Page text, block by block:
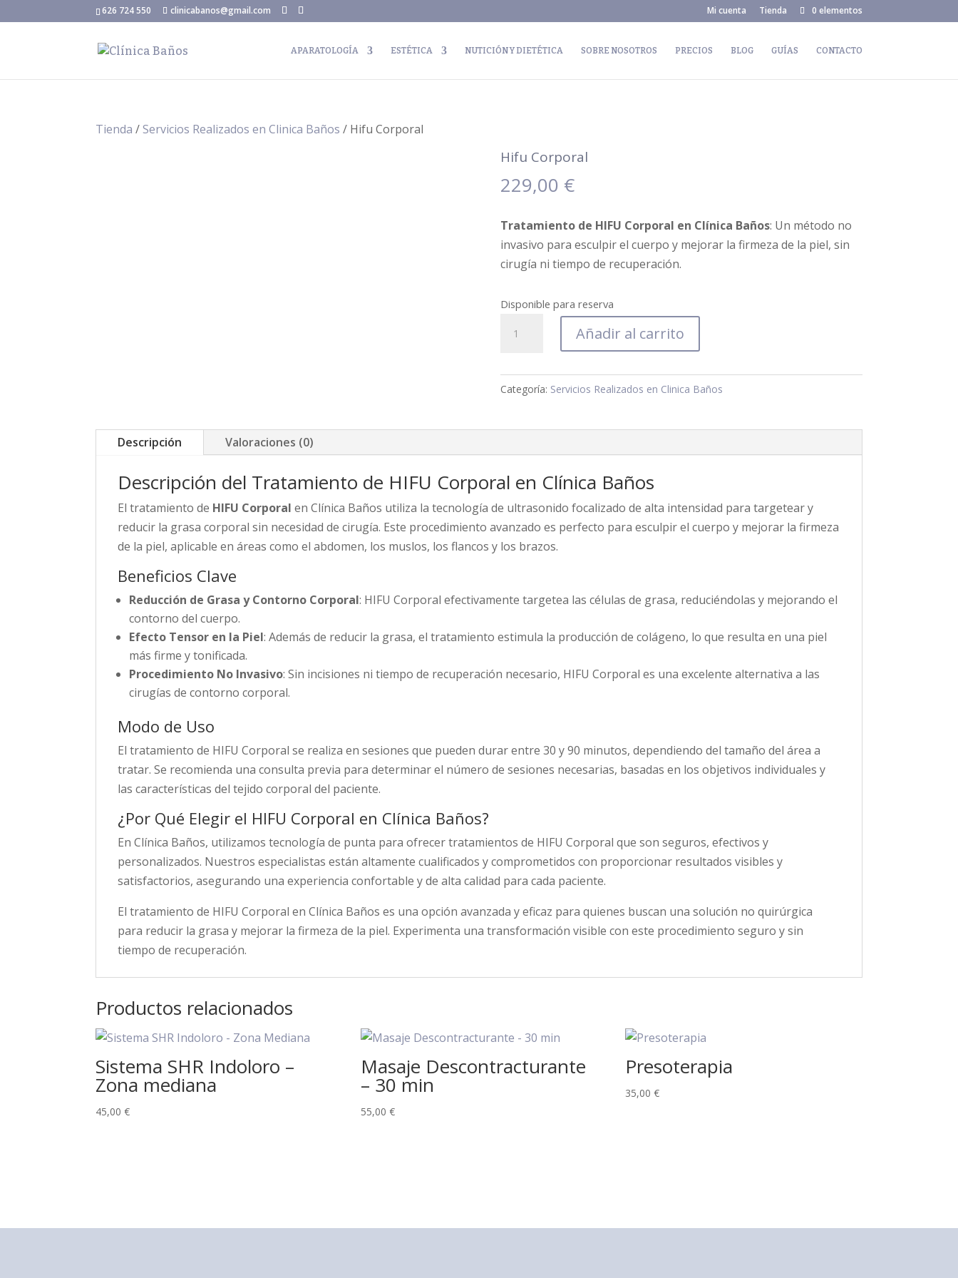
626 724 550 clinicabanos@gmail.com Mi cuenta Tienda 0 elementos
APARATOLOGÍA ESTÉTICA NUTICIÓN Y DIETÉTICA SOBRE NOSOTROS PRECIOS BLOG GUÍAS CONTACTO
Tienda / Servicios Realizados en Clinica Baños / Hifu Corporal
Hifu Corporal
229,00 €
Tratamiento de HIFU Corporal en Clínica Baños: Un método no
invasivo para esculpir el cuerpo y mejorar la firmeza de la piel, sin
cirugía ni tiempo de recuperación.
Disponible para reserva
Corporal
Añadir al carrito
Categoría: Servicios Realizados en Clinica Baños
Descripción Valoraciones (0)
Descripción del Tratamiento de HIFU Corporal en Clínica Baños
El tratamiento de HIFU Corporal en Clínica Baños utiliza la tecnología de ultrasonido focalizado de alta intensidad para targetear y
reducir la grasa corporal sin necesidad de cirugía. Este procedimiento avanzado es perfecto para esculpir el cuerpo y mejorar la firmeza
de la piel, aplicable en áreas como el abdomen, los muslos, los flancos y los brazos.
Beneficios Clave
Reducción de Grasa y Contorno Corporal: HIFU Corporal efectivamente targetea las células de grasa, reduciéndolas y mejorando el
contorno del cuerpo.
Efecto Tensor en la Piel: Además de reducir la grasa, el tratamiento estimula la producción de colágeno, lo que resulta en una piel
más firme y tonificada.
Procedimiento No Invasivo: Sin incisiones ni tiempo de recuperación necesario, HIFU Corporal es una excelente alternativa a las
cirugías de contorno corporal.
Modo de Uso
El tratamiento de HIFU Corporal se realiza en sesiones que pueden durar entre 30 y 90 minutos, dependiendo del tamaño del área a
tratar. Se recomienda una consulta previa para determinar el número de sesiones necesarias, basadas en los objetivos individuales y
las características del tejido corporal del paciente.
¿Por Qué Elegir el HIFU Corporal en Clínica Baños?
En Clínica Baños, utilizamos tecnología de punta para ofrecer tratamientos de HIFU Corporal que son seguros, efectivos y
personalizados. Nuestros especialistas están altamente cualificados y comprometidos con proporcionar resultados visibles y
satisfactorios, asegurando una experiencia confortable y de alta calidad para cada paciente.
El tratamiento de HIFU Corporal en Clínica Baños es una opción avanzada y eficaz para quienes buscan una solución no quirúrgica
para reducir la grasa y mejorar la firmeza de la piel. Experimenta una transformación visible con este procedimiento seguro y sin
tiempo de recuperación.
Productos relacionados
Sistema SHR Indoloro –
Zona mediana
45,00€
Masaje Descontracturante
– 30 min
55,00 €
Presoterapia
35,00€